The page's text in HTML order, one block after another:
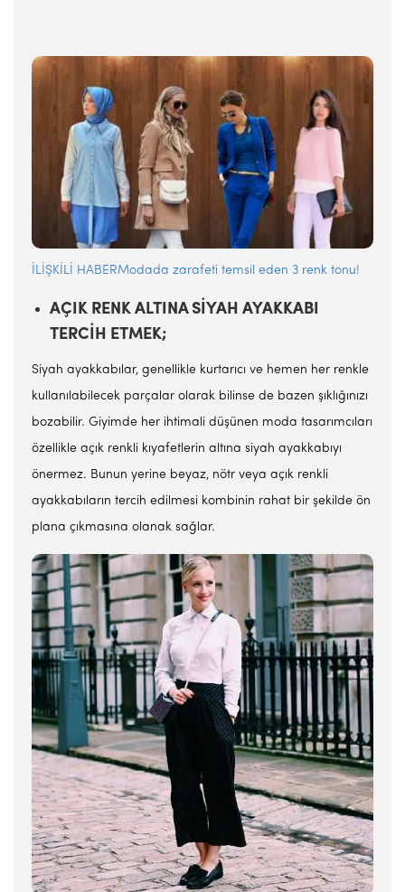
İLİŞKİLİ HABERModada zarafeti temsil eden 3 renk tonu!
AÇIK RENK ALTINA SİYAH AYAKKABI
TERCİH ETMEK;
Siyah ayakkabılar, genellikle kurtarıcı ve hemen her renkle
kullanılabilecek parçalar olarak bilinse de bazen şıklığınızı
bozabilir. Giyimde her ihtimali düşünen moda tasarımcıları
özellikle açık renkli kıyafetlerin altına siyah ayakkabıyı
önermez. Bunun yerine beyaz, nötr veya açık renkli
ayakkabıların tercih edilmesi kombinin rahat bir şekilde ön
plana çıkmasına olanak sağlar.